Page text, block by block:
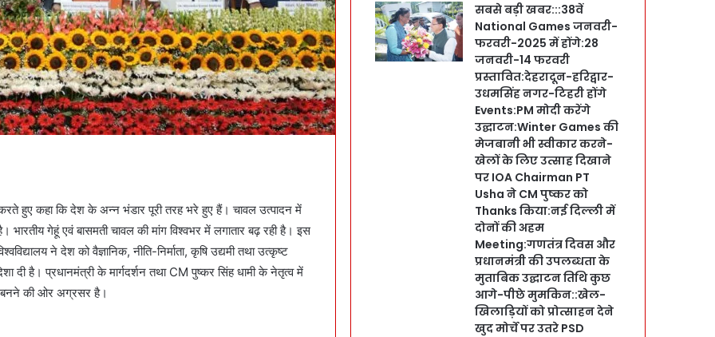
हुए कहा कि देश के अन्न भंडार पूरी तरह भरे हुए हैं। चावल उत्पादन में
गेहूं एवं बासमती चावल की मांग विश्वभर में लगातार बढ़ रही है। इस
ने देश को वैज्ञानिक, नीति-निर्माता, कृषि उद्यमी तथा उत्कृष्ट
दी है। प्रधानमंत्री के मार्गदर्शन तथा CM पुष्कर सिंह धामी के नेतृत्व में
बनने की ओर अग्रसर है।
सबसे बड़ी खबर:::38वें
National Games जनवरी-
फरवरी-2025 में होंगे:28
जनवरी-14 फरवरी
प्रस्तावित:देहरादून-हरिद्वार-
उधमसिंह नगर-टिहरी होंगे
Events:PM मोदी करेंगे
उद्घाटन:Winter Games की
मेजबानी भी स्वीकार करने-
खेलों के लिए उत्साह दिखाने
पर IOA Chairman PT
Usha ने CM पुष्कर को
Thanks किया:नई दिल्ली में
दोनों की अहम
Meeting:गणतंत्र दिवस और
प्रधानमंत्री की उपलब्धता के
मुताबिक उद्घाटन तिथि कुछ
आगे-पीछे मुमकिन::खेल-
खिलाड़ियों को प्रोत्साहन देने
खुद मोर्चे पर उतरे PSD